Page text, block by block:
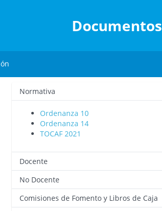
Documentos
Normativa
Ordenanza 10
Ordenanza 14
TOCAF 2021
Docente
No Docente
Comisiones de Fomento y Libros de Caja